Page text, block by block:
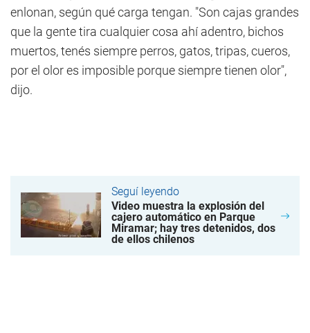
enlonan, según qué carga tengan. "Son cajas grandes
que la gente tira cualquier cosa ahí adentro, bichos
muertos, tenés siempre perros, gatos, tripas, cueros,
por el olor es imposible porque siempre tienen olor",
dijo.
Seguí leyendo
Video muestra la explosión del
cajero automático en Parque
Miramar; hay tres detenidos, dos
de ellos chilenos